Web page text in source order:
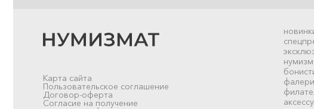
Карта сайта
Пользовательское соглашение
Договор-оферта
Согласие на получение